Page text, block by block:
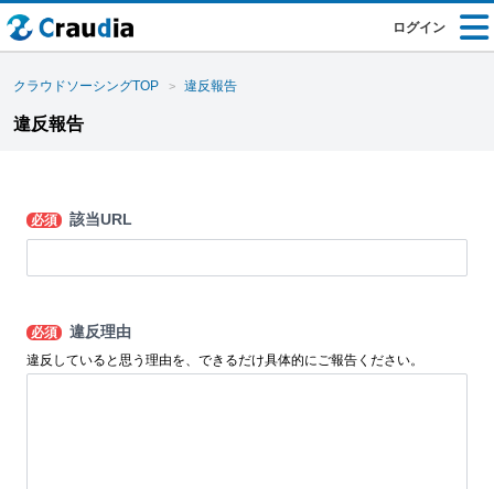
ログイン
クラウドソーシングTOP 違反報告
違反報告
必須 該当URL
必須 違反理由
違反していると思う理由を、できるだけ具体的にご報告ください。